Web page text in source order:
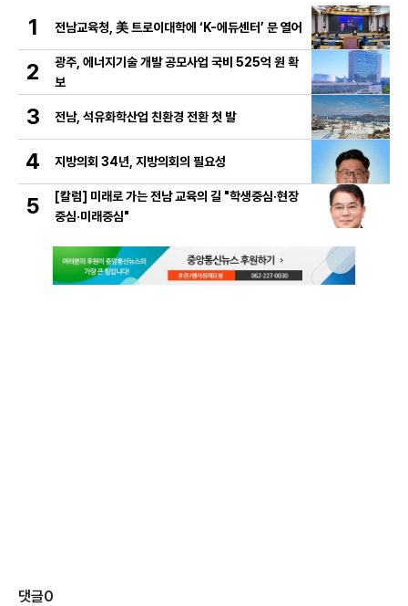
1 전남교육청, 美 트로이대학에 ‘K-에듀센터’ 문 열어
2
광주, 에너지기술 개발 공모사업 국비 525억 원 확
보
3 전남, 석유화학산업 친환경 전환 첫 발
4 지방의회 34년, 지방의회의 필요성
5
[칼럼] 미래로 가는 전남 교육의 길 "학생중심·현장
중심·미래중심"
댓글0